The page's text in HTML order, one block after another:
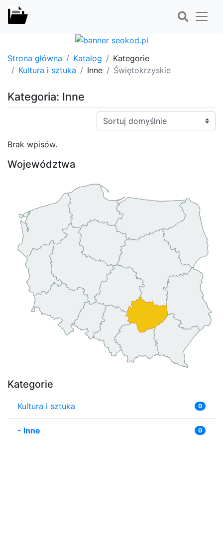
Strona główna Katalog
Kategorie
Kultura i sztuka
Inne Świętokrzyskie
Kategoria: Inne
Sortuj:
Brak wpisów.
Województwa
Kategorie
Kultura i sztuka 0
- Inne 0